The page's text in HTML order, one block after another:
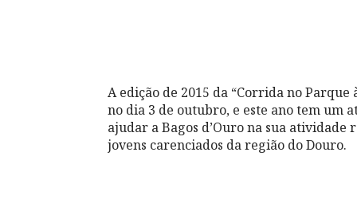
A edição de 2015 da “Corrida no
no dia 3 de outubro, e este ano tem um
ajudar a Bagos d’Ouro na sua
jovens carenciados da região do Douro.